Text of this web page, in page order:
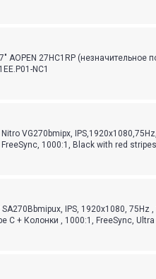
AOPEN 27HC1RP (незначительное
NC1
Nitro VG270bmipx,
FreeSync, 1000:1, Black with red
SA270Bbmipux, IPS, 1920x1080, 75Hz
C + Колонки , 1000:1, FreeSync,